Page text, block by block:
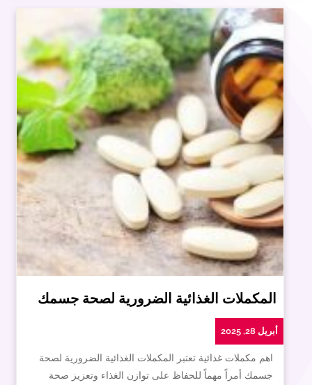
المكملات الغذائية الضرورية لصحة جسمك
أبريل 28, 2025
اهم مكملات غذائية تعتبر المكملات الغذائية الضرورية لصحة
جسمك أمراً مهماً للحفاظ على توازن الغذاء وتعزيز صحة